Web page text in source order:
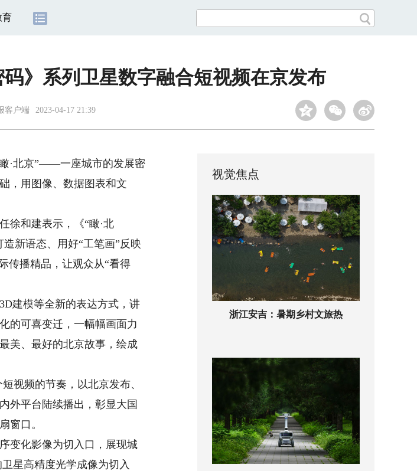
育
》系列卫星数字融合短视频在京发布
客户端 2023-04-17 21:39
·北京”——一座城市的发展密
，用图像、数据图表和文
和建表示，《“瞰·北
新语态、用好“工笔画”反映
传播精品，让观众从“看得
建模等全新的表达方式，讲
的可喜变迁，一幅幅画面力
美、最好的北京故事，绘成
视频的节奏，以北京发布、
外平台陆续播出，彰显大国
窗口。
变化影像为切入口，展现城
星高精度光学成像为切入
视觉焦点
浙江安吉：暑期乡村文旅热